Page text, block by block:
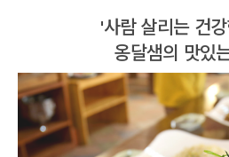
'사람 살리는 건
옹달샘의 맛있